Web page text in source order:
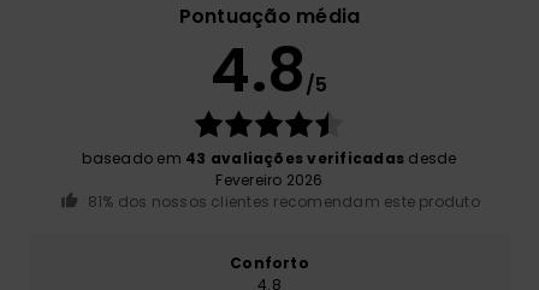
Pontuação média
4.8/5
baseado em 43 avaliações verificadas desde
Fevereiro 2026
81% dos nossos clientes recomendam este produto
Conforto
4.8